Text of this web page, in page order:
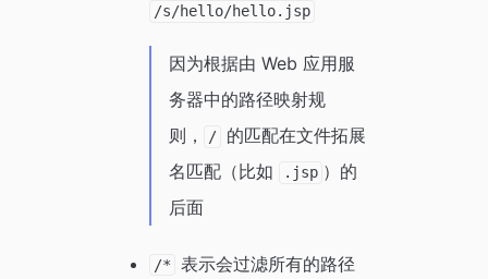
/s/hello/hello.jsp
因为根据由 Web 应用服
务器中的路径映射规
则，
/
的匹配在文件拓展
名匹配（比如
.jsp ）的
后面
/*
表示会过滤所有的路径